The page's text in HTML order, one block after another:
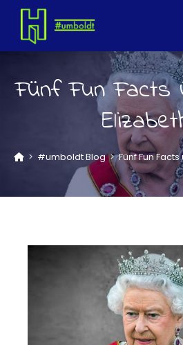
Fünf Fun Facts
> #umboldt Blog > Fünf Fun